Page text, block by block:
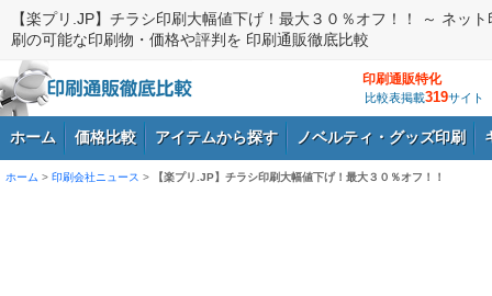
【楽プリ.JP】チラシ印刷大幅値下げ！最大３０％オフ！！ ～ ネット
刷の可能な印刷物・価格や評判を 印刷通販徹底比較
印刷通販特化
比較表掲載319サイト
ホーム 価格比較 アイテムから探す ノベルティ・グッズ印刷
ホーム > 印刷会社ニュース > 【楽プリ.JP】チラシ印刷大幅値下げ！最大３０％オフ！！